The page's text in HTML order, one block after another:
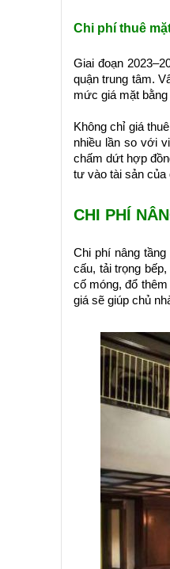
Chi phí thuê
Giai đoạn
quận trung tâm.
mức giá mặt
Không chỉ giá
nhiều lần so với
chấm dứt hợp
tư vào tài sản của
CHI PHÍ
Chi phí nâng
cấu, tải trọng
cố móng, đổ
giá sẽ giúp chủ